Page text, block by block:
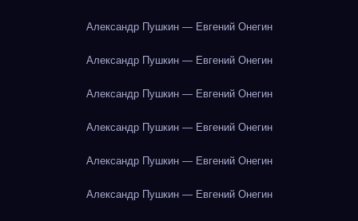
Александр Пушкин — Евгений Онегин
Александр Пушкин — Евгений Онегин
Александр Пушкин — Евгений Онегин
Александр Пушкин — Евгений Онегин
Александр Пушкин — Евгений Онегин
Александр Пушкин — Евгений Онегин